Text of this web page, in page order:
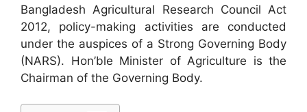
Bangladesh Agricultural Research Council Act
2012, policy-making activities are conducted
under the auspices of a Strong Governing Body
(NARS). Hon’ble Minister of Agriculture is the
Chairman of the Governing Body.